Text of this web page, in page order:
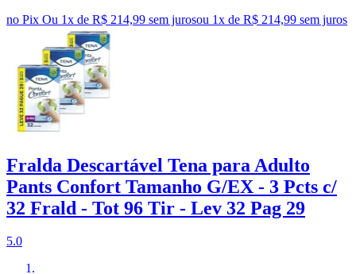
no Pix Ou 1x de R$ 214,99 sem jurosou 1x de R$ 214,99 sem juros
Fralda Descartável Tena para Adulto
Pants Confort Tamanho G/EX - 3 Pcts c/
32 Frald - Tot 96 Tir - Lev 32 Pag 29
5.0